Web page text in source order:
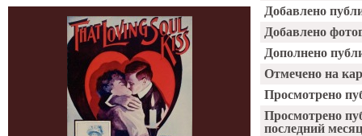
Добавлено
Добавлено
Дополнено
Отмечено на
Просмотрено
Просмотрено
последний